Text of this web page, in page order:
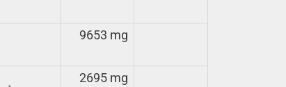
9653 mg
2695 mg